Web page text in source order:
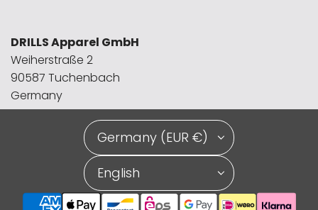
DRILLS Apparel GmbH
Weiherstraße 2
90587 Tuchenbach
Germany
Germany (EUR €)
English